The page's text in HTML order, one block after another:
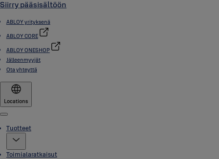
Siirry pääsisältöön
ABLOY yrityksenä
ABLOY CORE
ABLOY ONESHOP
Jälleenmyyjät
Ota yhteyttä
Locations
Menu
Tuotteet
Toimialaratkaisut